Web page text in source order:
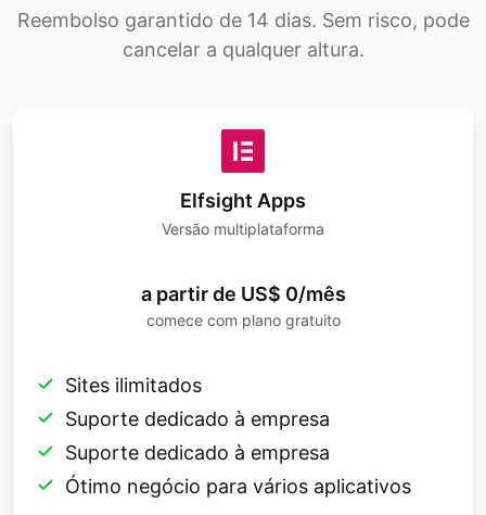
Reembolso garantido de 14 dias. Sem risco, pode
cancelar a qualquer altura.
Elfsight Apps
Versão multiplataforma
a partir de US$ 0/mês
comece com plano gratuito
Sites ilimitados
Suporte dedicado à empresa
Suporte dedicado à empresa
Ótimo negócio para vários aplicativos